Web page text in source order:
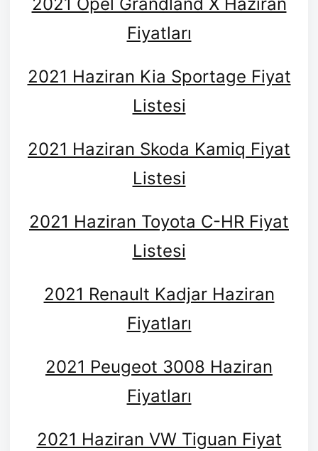
Fiyatları
2021 Haziran Kia Sportage Fiyat
Listesi
2021 Haziran Skoda Kamiq Fiyat
Listesi
2021 Haziran Toyota C-HR Fiyat
Listesi
2021 Renault Kadjar Haziran
Fiyatları
2021 Peugeot 3008 Haziran
Fiyatları
2021 Haziran VW Tiguan Fiyat